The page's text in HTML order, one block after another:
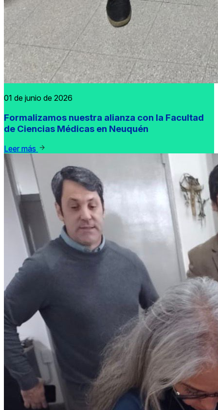
01 de junio de 2026
Formalizamos nuestra alianza con la Facultad
de Ciencias Médicas en Neuquén
Leer más